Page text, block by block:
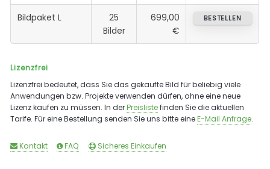
Bildpaket L
25
Bilder
699,00
€
BESTELLEN
Lizenzfrei
Lizenzfrei bedeutet, dass Sie das gekaufte Bild für beliebig viele
Anwendungen bzw. Projekte verwenden dürfen, ohne eine neue
Lizenz kaufen zu müssen. In derPreislistefinden Sie die aktuellen
Tarife. Für eine Bestellung senden Sie uns bitte eineE-Mail Anfrage.
Kontakt FAQ Sicheres Einkaufen